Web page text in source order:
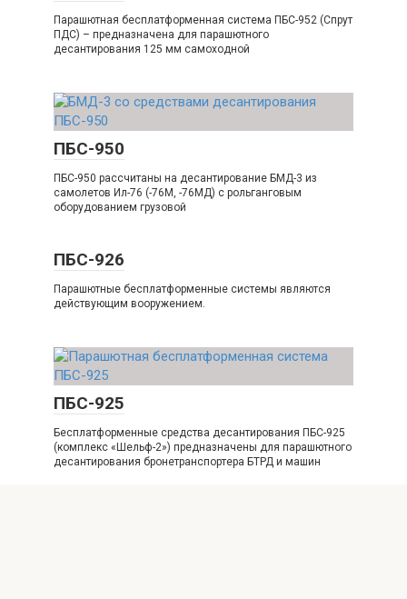
Парашютная бесплатформенная система ПБС-952 (Спрут
ПДС) – предназначена для парашютного
десантирования 125 мм самоходной
ПБС-950
ПБС-950 рассчитаны на десантирование БМД-3 из
самолетов Ил-76 (-76М, -76МД) с рольганговым
оборудованием грузовой
ПБС-926
Парашютные бесплатформенные системы являются
действующим вооружением.
ПБС-925
Бесплатформенные средства десантирования ПБС-925
(комплекс «Шельф-2») предназначены для парашютного
десантирования бронетранспортера БТРД и машин